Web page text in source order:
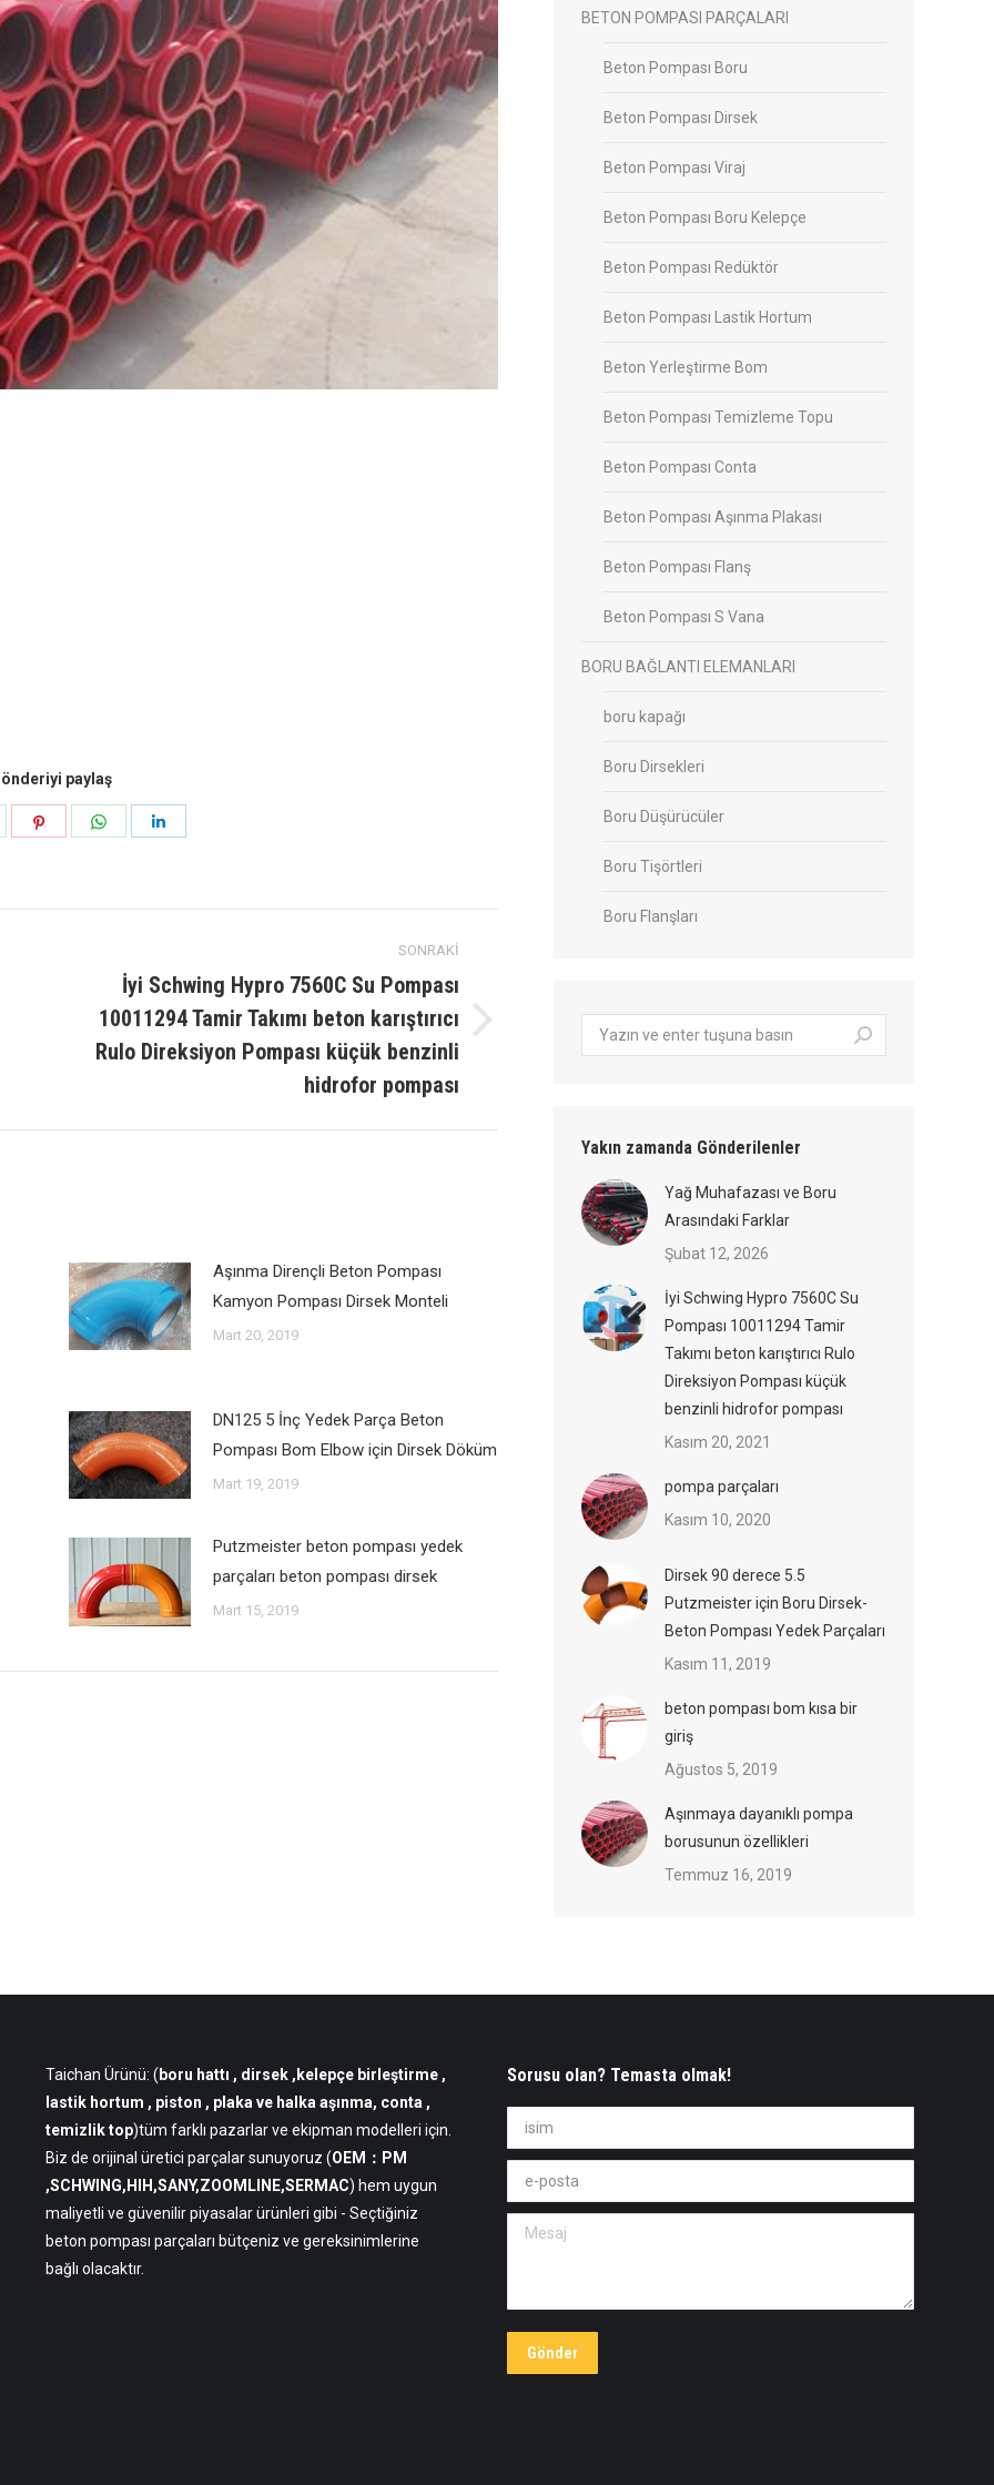
paylaş
Paylaş Paylaş
SONRAKI
Sonraki
mesaj:
İyi Schwing Hypro 7560C Su Pompası
10011294 Tamir Takımı beton karıştırıcı
Rulo Direksiyon Pompası küçük benzinli
hidrofor pompası
Aşınma Dirençli Beton Pompası
Kamyon Pompası Dirsek Monteli
Mart 20, 2019
DN125 5 İnç Yedek Parça Beton
Pompası Bom Elbow için Dirsek Döküm
Mart 19, 2019
Putzmeister beton pompası yedek
parçaları beton pompası dirsek
Mart 15, 2019
BETON POMPASI PARÇALARI
Beton Pompası Boru
Beton Pompası Dirsek
Beton Pompası Viraj
Beton Pompası Boru Kelepçe
Beton Pompası Redüktör
Beton Pompası Lastik Hortum
Beton Yerleştirme Bom
Beton Pompası Temizleme Topu
Beton Pompası Conta
Beton Pompası Aşınma Plakası
Beton Pompası Flanş
Beton Pompası S Vana
BORU BAĞLANTI ELEMANLARI
boru kapağı
Boru Dirsekleri
Boru Düşürücüler
Boru Tişörtleri
Boru Flanşları
Arama:
Yakın zamanda Gönderilenler
Yağ Muhafazası ve Boru
Arasındaki Farklar
Şubat 12, 2026
İyi Schwing Hypro 7560C Su
Pompası 10011294 Tamir
Takımı beton karıştırıcı Rulo
Direksiyon Pompası küçük
benzinli hidrofor pompası
Kasım 20, 2021
pompa parçaları
Kasım 10, 2020
Dirsek 90 derece 5.5
Putzmeister için Boru Dirsek-
Beton Pompası Yedek Parçaları
Kasım 11, 2019
beton pompası bom kısa bir
giriş
Ağustos 5, 2019
Aşınmaya dayanıklı pompa
borusunun özellikleri
Temmuz 16, 2019
Taichan Ürünü: ( boru hattı , dirsek ,kelepçe birleştirme ,
lastik hortum , piston , plaka ve halka aşınma, conta ,
temizlik top)tüm farklı pazarlar ve ekipman modelleri için.
Biz de orijinal üretici parçalar sunuyoruz (OEM：PM
,SCHWING,HIH,SANY,ZOOMLINE,SERMAC) hem uygun
maliyetli ve güvenilir piyasalar ürünleri gibi - Seçtiğiniz
beton pompası parçaları bütçeniz ve gereksinimlerine
bağlı olacaktır.
Sorusu olan? Temasta olmak!
isim *
e-posta *
Mesaj
Gönder